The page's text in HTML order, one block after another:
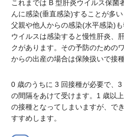
これまでは B 型肝炎ウイルス保菌
んに感染(垂直感染)することが多
父親や他人からの感染(水平感染)
ウイルスは感染すると慢性肝炎、
クがあります。その予防のための
からの出産の場合は保険扱いで接
0 歳のうちに 3 回接種が必要で、
の間隔をあけて受けます。1 歳以
の接種となってしまいますが、で
すすめします。